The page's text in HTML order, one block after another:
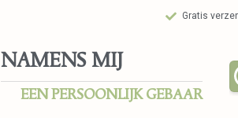
Gratis
NAMENS MIJ
EEN PERSOONLIJK GEBAAR